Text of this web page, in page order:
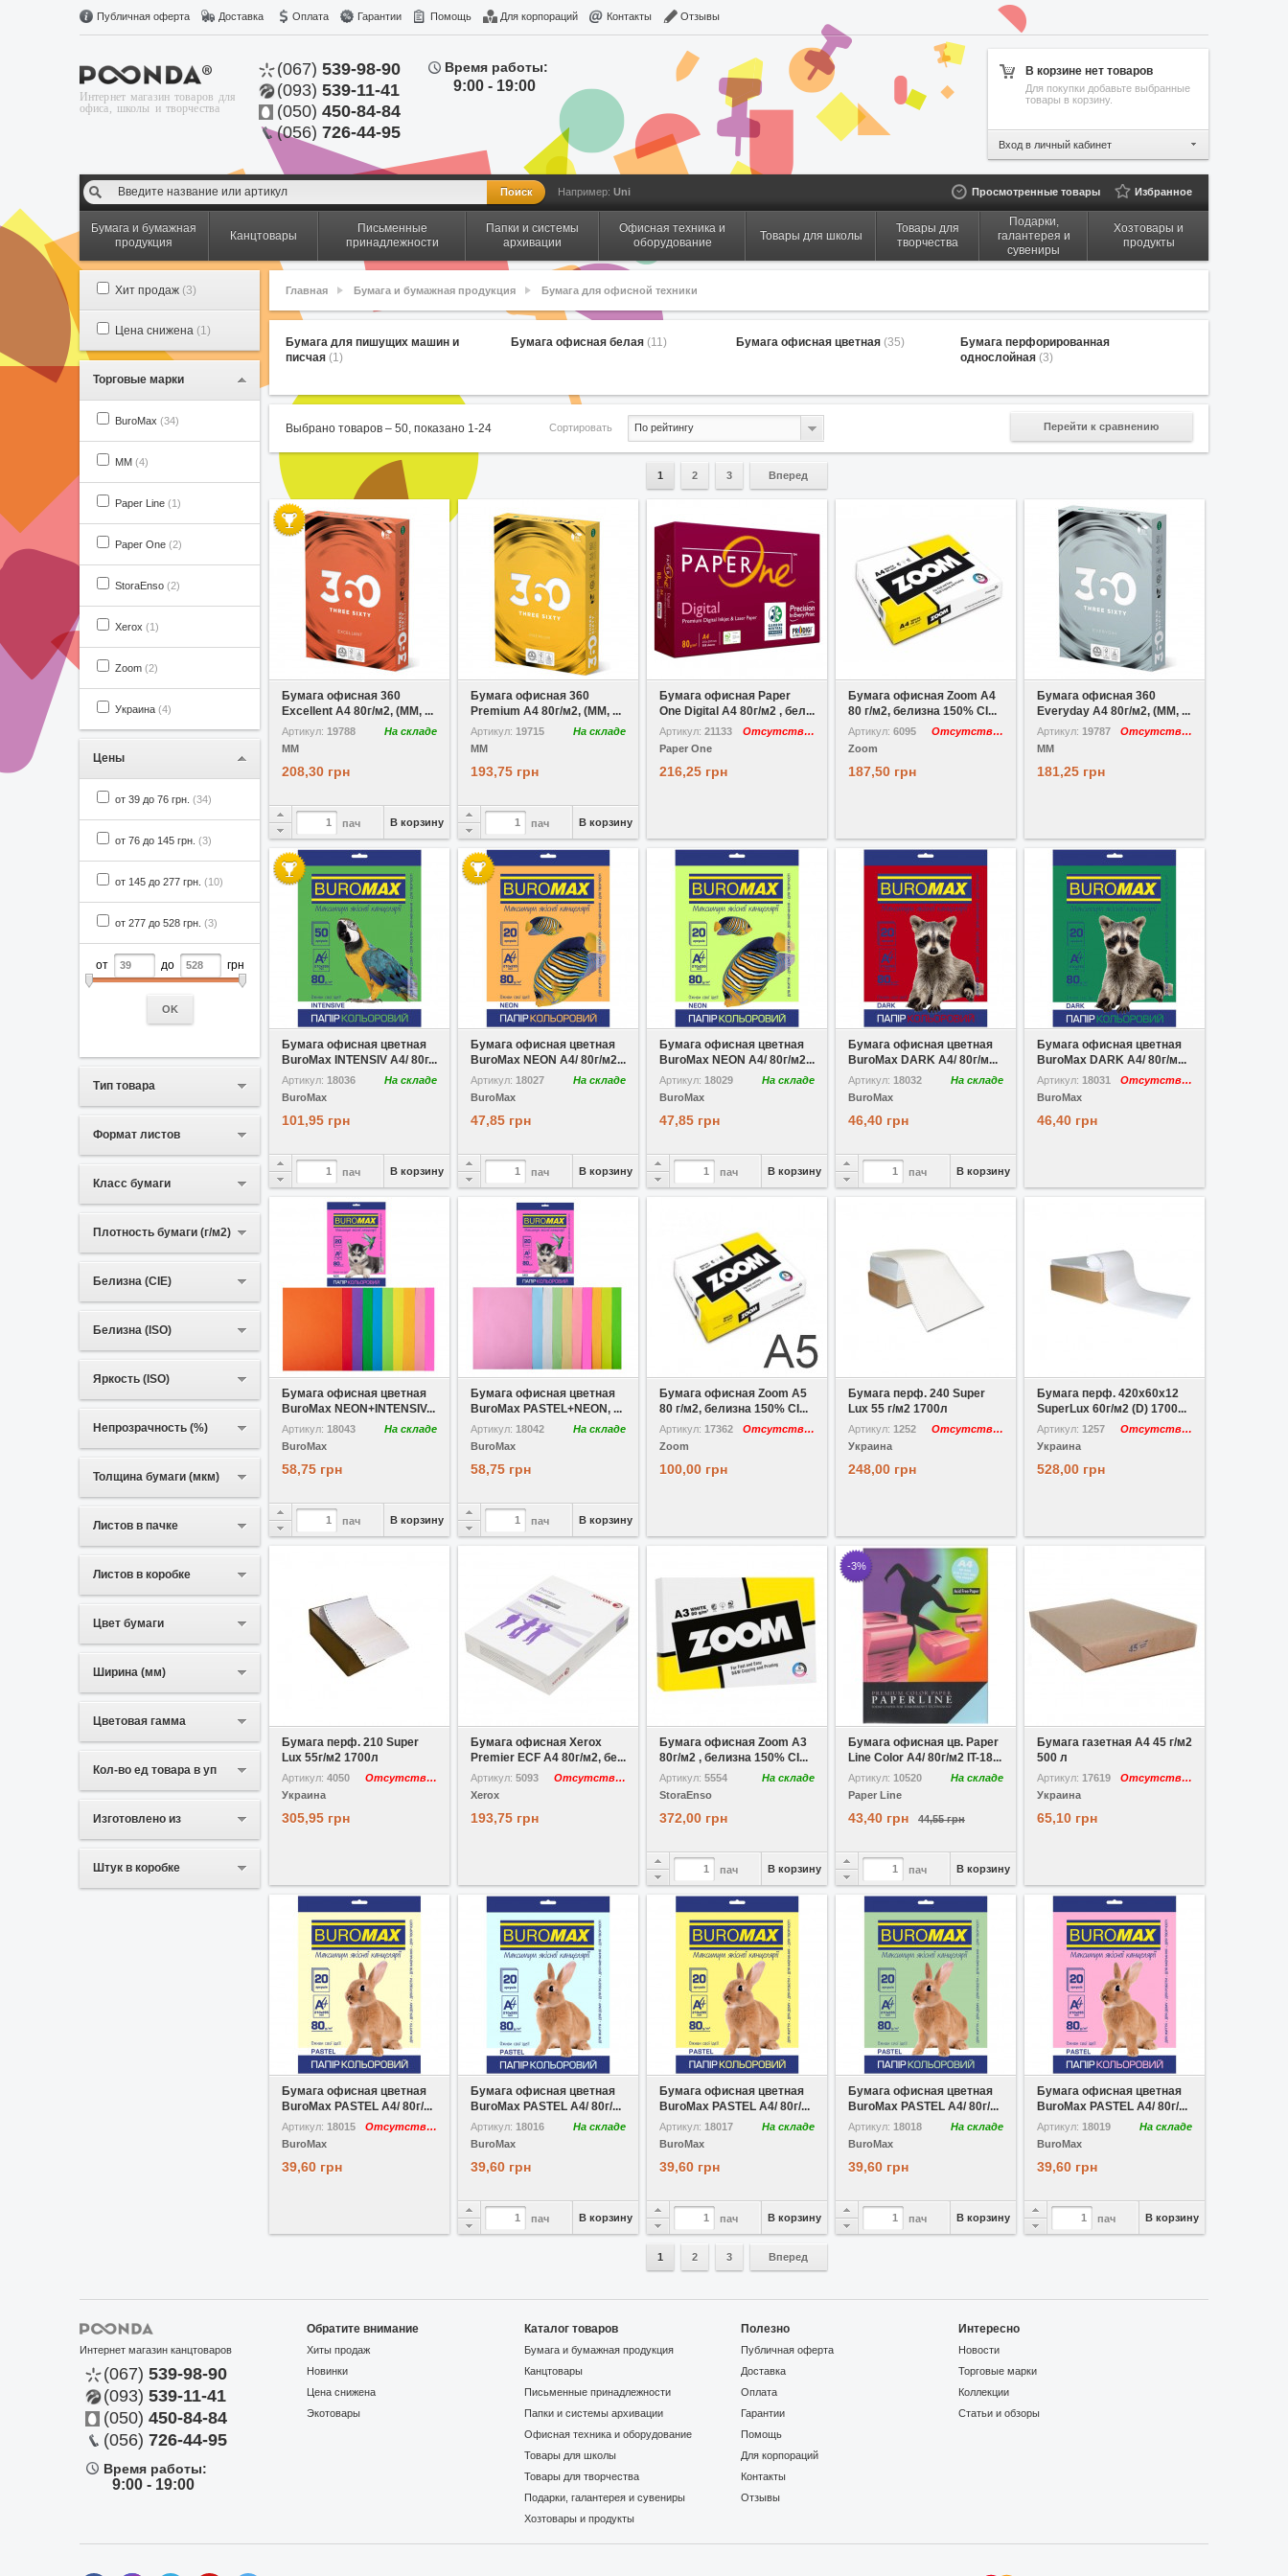
Публичная оферта Доставка Оплата Гарантии Помощь Для корпораций Контакты Отзывы
Интернет магазин товаров для
офиса, школы и творчества
(067) 539-98-90
(093) 539-11-41
(050) 450-84-84
(056) 726-44-95
Время работы:
9:00 - 19:00
В корзине нет товаров
Для покупки добавьте выбранные
товары в корзину.
Вход в личный кабинет
Например: Uni Просмотренные товары Избранное
Бумага и бумажная
продукция
Канцтовары
Письменные
принадлежности
Папки и системы
архивации
Офисная техника и
оборудование
Товары для школы
Товары для
творчества
Подарки,
галантерея и
сувениры
Хозтовары и
продукты
Хит продаж (3)
Цена снижена (1)
Торговые марки
BuroMax (34)
MM (4)
Paper Line (1)
Paper One (2)
StoraEnso (2)
Xerox (1)
Zoom (2)
Украина (4)
Цены
от 39 до 76 грн. (34)
от 76 до 145 грн. (3)
от 145 до 277 грн. (10)
от 277 до 528 грн. (3)
от до грн
OK
Тип товара
Формат листов
Класс бумаги
Плотность бумаги (г/м2)
Белизна (CIE)
Белизна (ISO)
Яркость (ISO)
Непрозрачность (%)
Толщина бумаги (мкм)
Листов в пачке
Листов в коробке
Цвет бумаги
Ширина (мм)
Цветовая гамма
Кол-во ед товара в уп
Изготовлено из
Штук в коробке
Главная Бумага и бумажная продукция Бумага для офисной техники
Бумага для пишущих машин и
писчая (1)
Бумага офисная белая (11) Бумага офисная цветная (35)
Бумага перфорированная
однослойная(3)
Выбрано товаров – 50, показано 1-24 Перейти к сравнению
Сортировать По рейтингу
1 2 3 Вперед
В избранное Сравнить
Бумага офисная 360
Excellent A4 80г/м2, (MM, ...
Артикул: 19788
На складе
MM
208,30 грн
пач В корзину
В избранное Сравнить
Бумага офисная 360
Premium A4 80г/м2, (MM, ...
Артикул: 19715
На складе
MM
193,75 грн
пач В корзину
Бумага офисная Paper
One Digital A4 80г/м2 , бел...
Артикул: 21133
Отсутствует
Paper One
216,25 грн
Бумага офисная Zoom A4
80 г/м2, белизна 150% CI...
Артикул: 6095
Отсутствует
Zoom
187,50 грн
В избранное Сравнить
Бумага офисная 360
Everyday A4 80г/м2, (MM, ...
Артикул: 19787
Отсутствует
MM
181,25 грн
В избранное Сравнить
Бумага офисная цветная
BuroMax INTENSIV A4/ 80г...
Артикул: 18036
На складе
BuroMax
101,95 грн
пач В корзину
В избранное Сравнить
Бумага офисная цветная
BuroMax NEON A4/ 80г/м2...
Артикул: 18027
На складе
BuroMax
47,85 грн
пач В корзину
В избранное Сравнить
Бумага офисная цветная
BuroMax NEON A4/ 80г/м2...
Артикул: 18029
На складе
BuroMax
47,85 грн
пач В корзину
В избранное Сравнить
Бумага офисная цветная
BuroMax DARK A4/ 80г/м...
Артикул: 18032
На складе
BuroMax
46,40 грн
пач В корзину
В избранное Сравнить
Бумага офисная цветная
BuroMax DARK A4/ 80г/м...
Артикул: 18031
Отсутствует
BuroMax
46,40 грн
Бумага офисная цветная
BuroMax NEON+INTENSIV...
Артикул: 18043
На складе
BuroMax
58,75 грн
пач В корзину
В избранное Сравнить
Бумага офисная цветная
BuroMax PASTEL+NEON, ...
Артикул: 18042
На складе
BuroMax
58,75 грн
пач В корзину
Сравнить
Бумага офисная Zoom A5
80 г/м2, белизна 150% CI...
Артикул: 17362
Отсутствует
Zoom
100,00 грн
Бумага перф. 240 Super
Lux 55 г/м2 1700л
Артикул: 1252
Отсутствует
Украина
248,00 грн
Бумага перф. 420x60х12
SuperLux 60г/м2 (D) 1700...
Артикул: 1257
Отсутствует
Украина
528,00 грн
Бумага перф. 210 Super
Lux 55г/м2 1700л
Артикул: 4050
Отсутствует
Украина
305,95 грн
Бумага офисная Xerox
Premier ECF A4 80г/м2, бе...
Артикул: 5093
Отсутствует
Xerox
193,75 грн
Бумага офисная Zoom A3
80г/м2 , белизна 150% CI...
Артикул: 5554
На складе
StoraEnso
372,00 грн
пач В корзину
Сравнить
-3%
Бумага офисная цв. Paper
Line Color A4/ 80г/м2 IT-18...
Артикул: 10520
На складе
Paper Line
43,40 грн 44,55 грн
пач В корзину
Бумага газетная А4 45 г/м2
500 л
Артикул: 17619
Отсутствует
Украина
65,10 грн
В избранное Сравнить
Бумага офисная цветная
BuroMax PASTEL A4/ 80г/...
Артикул: 18015
Отсутствует
BuroMax
39,60 грн
В избранное Сравнить
Бумага офисная цветная
BuroMax PASTEL A4/ 80г/...
Артикул: 18016
На складе
BuroMax
39,60 грн
пач В корзину
В избранное Сравнить
Бумага офисная цветная
BuroMax PASTEL A4/ 80г/...
Артикул: 18017
На складе
BuroMax
39,60 грн
пач В корзину
В избранное Сравнить
Бумага офисная цветная
BuroMax PASTEL A4/ 80г/...
Артикул: 18018
На складе
BuroMax
39,60 грн
пач В корзину
В избранное Сравнить
Бумага офисная цветная
BuroMax PASTEL A4/ 80г/...
Артикул: 18019
На складе
BuroMax
39,60 грн
пач В корзину
1 2 3 Вперед
Интернет магазин канцтоваров
(067) 539-98-90
(093) 539-11-41
(050) 450-84-84
(056) 726-44-95
Время работы:
9:00 - 19:00
Обратите внимание
Хиты продаж
Новинки
Цена снижена
Экотовары
Каталог товаров
Бумага и бумажная продукция
Канцтовары
Письменные принадлежности
Папки и системы архивации
Офисная техника и оборудование
Товары для школы
Товары для творчества
Подарки, галантерея и сувениры
Хозтовары и продукты
Полезно
Публичная оферта
Доставка
Оплата
Гарантии
Помощь
Для корпораций
Контакты
Отзывы
Интересно
Новости
Торговые марки
Коллекции
Статьи и обзоры